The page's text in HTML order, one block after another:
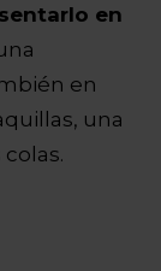
en
en
una